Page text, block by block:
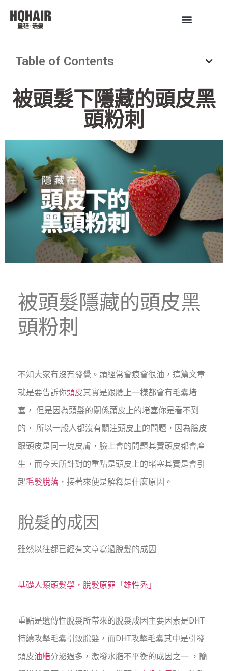
Table of Contents
被頭髮下隱藏的頭皮黑
頭粉刺
被頭髮隱藏的頭皮黑
頭粉刺
不知大家有沒有發覺。頭經常會痕會很油，這篇文章
就是要告訴你頭皮其實是跟臉上一樣都會有毛囊堵
塞， 但是因為頭髮的關係頭皮上的堵塞你是看不到
的， 所以一般人都沒有關注頭皮上的問題，因為臉皮
跟頭皮是同一塊皮膚，臉上會的問題其實頭皮都會產
生，而今天所針對的重點是頭皮上的堵塞其實是會引
起毛髮脫落 ，接著來便是解釋是什麼原因。
脫髮的成因
雖然以往都已經有文章寫過脫髮的成因
基礎人類頭髮學，脫髮原罪「雄性禿」
重點是遺傳性脫髮所帶來的脫髮成因主要因素是DHT
持續攻擊毛囊引致脫髮，而DHT攻擊毛囊其中是引發
頭皮油脂分泌過多，激發水脂不平衡的成因之一 ，簡